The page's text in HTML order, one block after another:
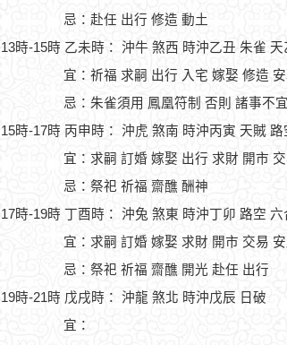
忌：赴任 出行 修造 動土
13時-15時 乙未時： 沖牛 煞西 時沖乙丑 朱雀 天
宜：祈福 求嗣 出行 入宅 嫁娶 修造
忌：朱雀須用 鳳凰符制 否則 諸事不宜
15時-17時 丙申時： 沖虎 煞南 時沖丙寅 天賊 路
宜：求嗣 訂婚 嫁娶 出行 求財 開市
忌：祭祀 祈福 齋醮 酬神
17時-19時 丁酉時： 沖兔 煞東 時沖丁卯 路空 六
宜：求嗣 訂婚 嫁娶 求財 開市 交易
忌：祭祀 祈福 齋醮 開光 赴任 出行
19時-21時 戊戌時： 沖龍 煞北 時沖戊辰 日破
宜：